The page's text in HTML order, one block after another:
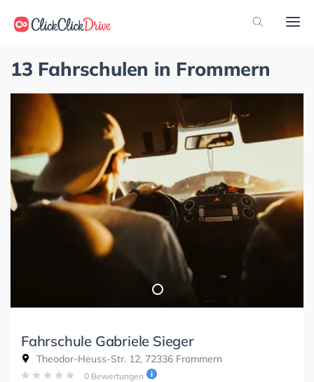
13 Fahrschulen in Frommern
Fahrschule Gabriele Sieger
Theodor-Heuss-Str. 12, 72336 Frommern
0 Bewertungen